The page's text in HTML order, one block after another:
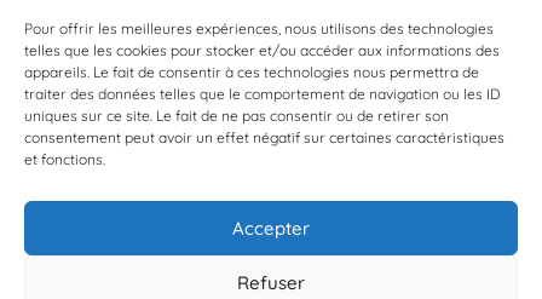
Pour offrir les meilleures expériences, nous utilisons des technologies
telles que les cookies pour stocker et/ou accéder aux informations des
appareils. Le fait de consentir à ces technologies nous permettra de
traiter des données telles que le comportement de navigation ou les ID
uniques sur ce site. Le fait de ne pas consentir ou de retirer son
consentement peut avoir un effet négatif sur certaines caractéristiques
et fonctions.
Accepter
Refuser
À propos de BioLit
Vos données d'observation
Ressources
Résultats du programme